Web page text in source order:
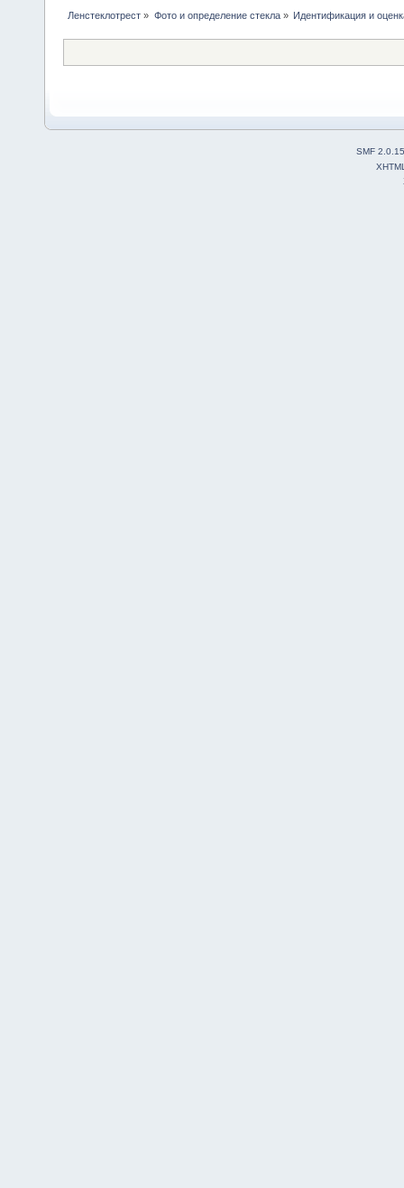
Ленстеклотрест » Фото и определение стекла» Идентификация и
SMF 2.0.15